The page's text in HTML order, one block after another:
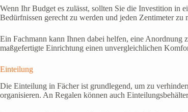
Wenn Ihr Budget es zulässt, sollten Sie die Investition in
Bedürfnissen gerecht zu werden und jeden Zentimeter
Ein Fachmann kann Ihnen dabei helfen, eine
maßgefertigte Einrichtung einen unvergleichlichen
Einteilung
Die Einteilung in Fächer ist grundlegend, um zu
organisieren. An Regalen können auch